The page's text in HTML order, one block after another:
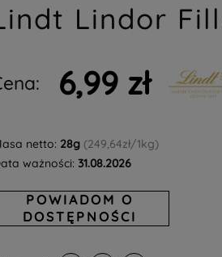
Lindor
6,99 zł
netto: 28g (249,64zł/1kg)
ważności: 31.08.2026
POWIADOM O
DOSTĘPNOŚCI